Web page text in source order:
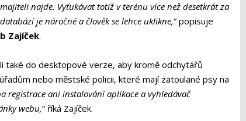
najde. Vyťukávat totiž v terénu více než desetkrát za
je náročné a člověk se lehce uklikne,“ popisuje
Zajíček.
také do desktopové verze, aby kromě odchytářů
nebo městské policii, které mají zatoulané psy na
registrace ani instalování aplikace a vyhledávač
webu,“ říká Zajíček.